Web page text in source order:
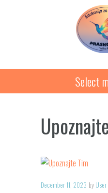
Select
December 11, 2023 by User